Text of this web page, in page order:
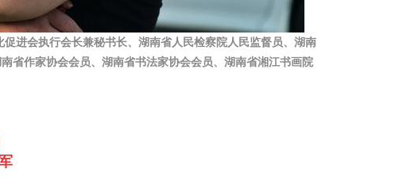
进会执行会长兼秘书长、湖南省人民检察院人民监督员、湖南
省作家协会会员、湖南省书法家协会会员、湖南省湘江书画院